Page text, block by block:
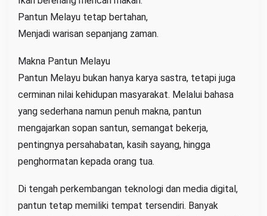
Pantun Melayu tetap bertahan,
Menjadi warisan sepanjang zaman.
Makna Pantun Melayu
Pantun Melayu bukan hanya karya sastra, tetapi juga
cerminan nilai kehidupan masyarakat. Melalui bahasa
yang sederhana namun penuh makna, pantun
mengajarkan sopan santun, semangat bekerja,
pentingnya persahabatan, kasih sayang, hingga
penghormatan kepada orang tua.
Di tengah perkembangan teknologi dan media digital,
pantun tetap memiliki tempat tersendiri. Banyak